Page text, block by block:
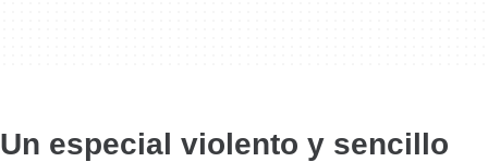
Un especial violento y sencillo